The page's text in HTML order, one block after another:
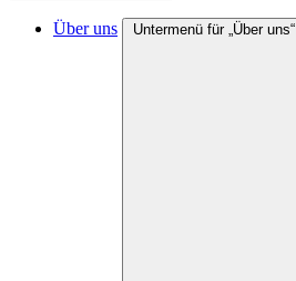
Über uns Untermenü für „Über uns“